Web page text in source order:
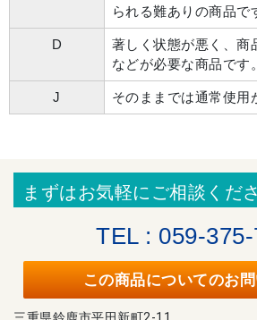
られる難ありの商品で
D
著しく状態が悪く、商
などが必要な商品です。
J そのままでは通常使用
まずはお気軽にご相談くださ
TEL : 059-
この商品についてのお